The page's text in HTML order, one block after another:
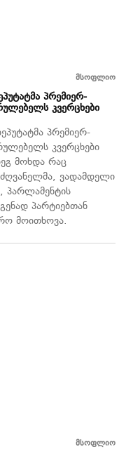
მსოფლიო
პრემიერ-
კვერცხები
პრემიერ-
კვერცხები
მოხდა რაც
ვადამდელი
პარლამენტის
პარტიებთან
მოითხოვა.
მსოფლიო